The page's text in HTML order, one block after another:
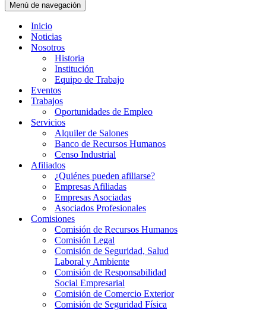
Menú de navegación
Inicio
Noticias
Nosotros
Historia
Institución
Equipo de Trabajo
Eventos
Trabajos
Oportunidades de Empleo
Servicios
Alquiler de Salones
Banco de Recursos Humanos
Censo Industrial
Afiliados
¿Quiénes pueden afiliarse?
Empresas Afiliadas
Empresas Asociadas
Asociados Profesionales
Comisiones
Comisión de Recursos Humanos
Comisión Legal
Comisión de Seguridad, Salud
Laboral y Ambiente
Comisión de Responsabilidad
Social Empresarial
Comisión de Comercio Exterior
Comisión de Seguridad Física